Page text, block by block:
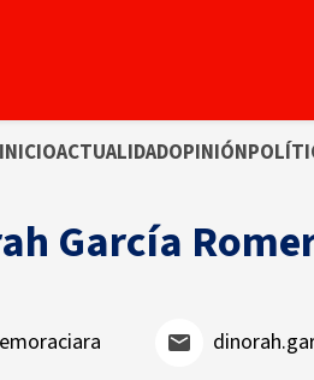
INICIOACTUALIDADOPINIÓN
García